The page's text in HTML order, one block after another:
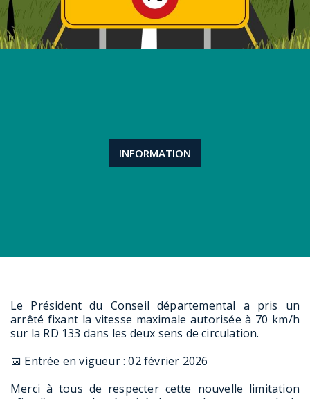
INFORMATION
Le Président du Conseil départemental a pris un
arrêté fixant la vitesse maximale autorisée à 70 km/h
sur la RD 133 dans les deux sens de circulation.
📅 Entrée en vigueur : 02 février 2026
Merci à tous de respecter cette nouvelle limitation